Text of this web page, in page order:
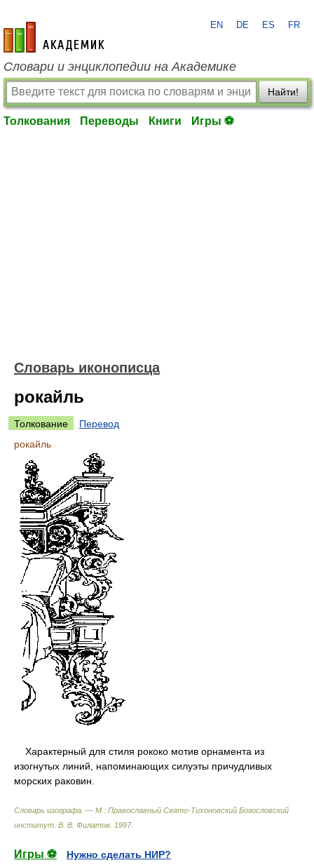
academic.ru
EN DE ES FR
Словари и энциклопедии на Академике
Найти!
Толкования Переводы Книги Игры ⚽
Словарь иконописца
рокайль
Толкование
Перевод
рокайль
Характерный для стиля рококо мотив орнамента из
изогнутых линий, напоминающих силуэты причудливых
морских раковин.
Словарь изографа. — М.: Православный Свято-Тихоновский Богословский
институт В. В. Филатов 1997.
Игры ⚽
Нужно сделать НИР?